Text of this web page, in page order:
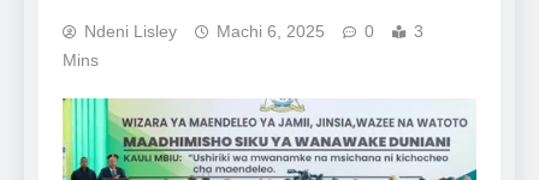
Ndeni Lisley Machi 6, 2025 0
3
Mins